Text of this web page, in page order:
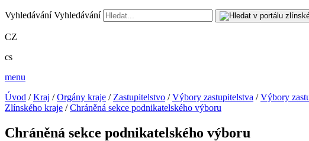
Vyhledávání Vyhledávání
CZ
cs
menu
Úvod /Kraj /Orgány kraje / Zastupitelstvo /Výbory zastupitelstva /Výbory
Zlínského kraje /Chráněná sekce podnikatelského výboru
Chráněná sekce podnikatelského výboru